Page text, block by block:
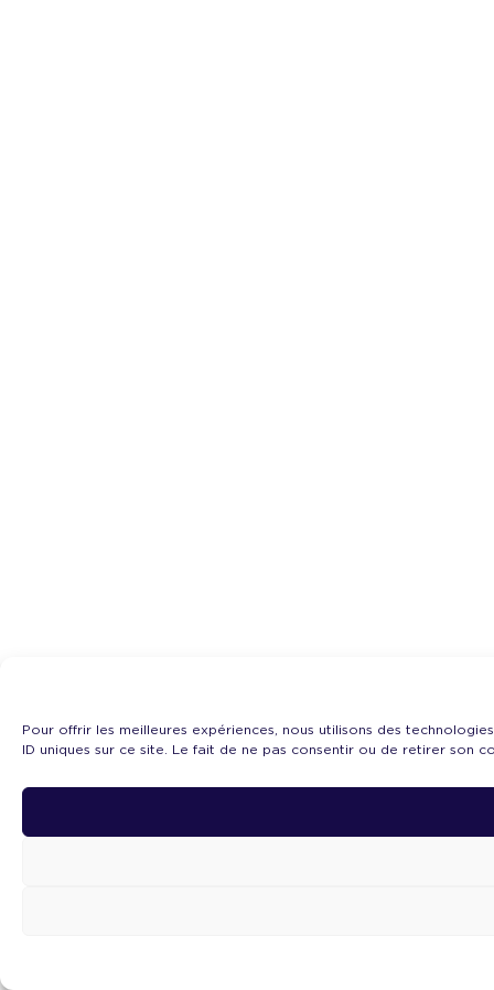
Pour offrir les meilleures expériences, nous utilisons des
ID uniques sur ce site. Le fait de ne pas consentir ou de retirer son